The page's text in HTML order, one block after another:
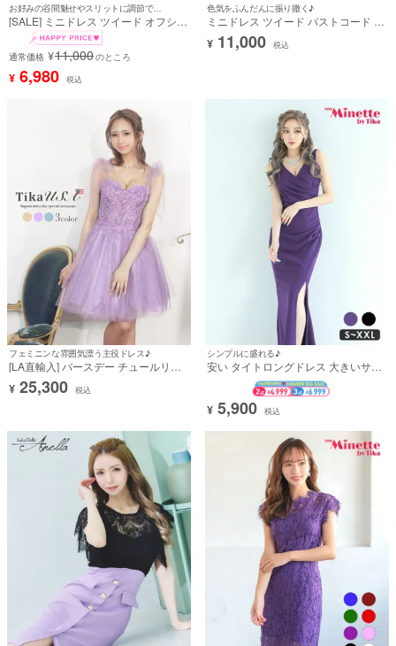
お好みの谷間魅せやスリットに調節できる♪
[SALE] ミニドレス ツイード オフショ
ルダー 刺繍レース ジップ 半袖 くびれ
タイト 紫 パープル XXL キャバドレス
(戦慄かなの着用) [tk-mdjj7464a]
通常価格 ¥11,000のところ
¥ 6,980 税込
色気をふんだんに振り撒く♪
ミニドレス ツイード バストコード 谷
間 くびれ透け ビジュー ホルターネッ
ク 紫 タイト キャバドレス (戦慄かな
¥ 11,000 税込
フェミニンな雰囲気漂う主役ドレス♪
[LA直輸入] バースデー チュールリボ
ン付きキャミソールコルセット風フラ
ワー刺繍ラメフレアミニドレス
¥ 25,300 税込
シンプルに盛れる♪
安い タイトロングドレス 大きいサイ
ズ シンプル 大人 スリット ノースリー
ブ 上品 背中魅せ マーメイド ワンカラ
ー (せいせい着用)
¥ 5,900 税込